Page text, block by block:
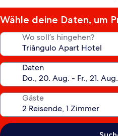
Wähle deine Daten, um
Wo soll’s hingehen?
Daten
Gäste